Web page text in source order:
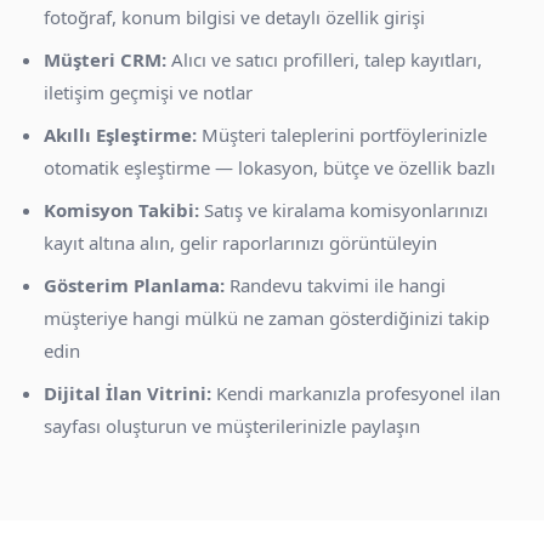
fotoğraf, konum bilgisi ve detaylı özellik girişi
Müşteri CRM: Alıcı ve satıcı profilleri, talep kayıtları,
iletişim geçmişi ve notlar
Akıllı Eşleştirme: Müşteri taleplerini portföylerinizle
otomatik eşleştirme — lokasyon, bütçe ve özellik bazlı
Komisyon Takibi: Satış ve kiralama komisyonlarınızı
kayıt altına alın, gelir raporlarınızı görüntüleyin
Gösterim Planlama: Randevu takvimi ile hangi
müşteriye hangi mülkü ne zaman gösterdiğinizi takip
edin
Dijital İlan Vitrini: Kendi markanızla profesyonel ilan
sayfası oluşturun ve müşterilerinizle paylaşın